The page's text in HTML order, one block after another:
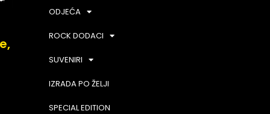
ODJEĆA
ROCK DODACI
SUVENIRI
IZRADA PO ŽELJI
SPECIAL EDITION